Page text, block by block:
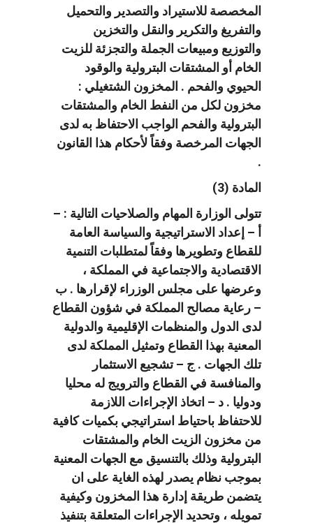
المخصصة للاستيراد والتصدير والتحميل
والتفريغ والتكرير والنقل والتخزين
والتوزيع ومبيعات الجملة والتجزئة للزيت
الخام أو المشتقات البترولية والوقود
الحيوي والفحم . المخزون الشتغيلي :
مخزون لكل من النفط الخام والمشتقات
البترولية والفحم الواجب الاحتفاظ به لدى
الجهات المرخصة وفقاً لأحكام هذا القانون
.
المادة (3)
تتولى الوزارة المهام والصلاحيات التالية : –
أ – إعداد الاستراتيجية والسياسة العامة
للقطاع وتطويرها وفقاً لمتطلبات التنمية
الاقتصادية والاجتماعية في المملكة ،
وعرضها على مجلس الوزراء لإقرارها . ب
– رعاية مصالح المملكة في شؤون القطاع
لدى الدول والمنظمات الإقليمية والدولية
المعنية بهذا القطاع وتمثيل المملكة لدى
تلك الجهات . ج – تشجيع الاستثمار
والمنافسة في القطاع والترويج له محليا
ودوليا . د – اتخاذ الإجراءات اللازمة
للاحتفاظ باحتياط استراتيجي بكميات كافية
من مخزون الزيت الخام والمشتقات
البترولية وذلك بالتنسيق مع الجهات المعنية
بموجب نظام يصدر لهذه الغاية على ان
يتضمن طريقة إدارة هذا المخزون وكيفية
تمويله ، وتحديد الإجراءات المتعلقة بتنفيذ